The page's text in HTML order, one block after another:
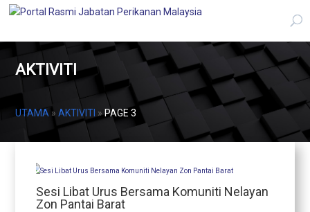
AKTIVITI
UTAMA »AKTIVITI »PAGE 3
Sesi Libat Urus Bersama Komuniti Nelayan
Zon Pantai Barat